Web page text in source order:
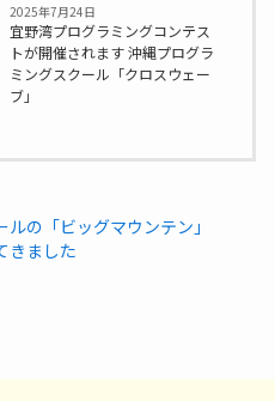
2025年7月24日
宜野湾プログラミングコンテス
トが開催されます 沖縄プログラ
ミングスクール「クロスウェー
ブ」
ルの「ビッグマウンテン」
きました